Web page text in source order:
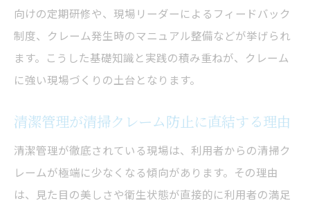
向けの定期研修や、現場リーダーによるフィードバック
制度、クレーム発生時のマニュアル整備などが挙げられ
ます。こうした基礎知識と実践の積み重ねが、クレーム
に強い現場づくりの土台となります。
清潔管理が清掃クレーム防止に直結する理由
清潔管理が徹底されている現場は、利用者からの清掃ク
レームが極端に少なくなる傾向があります。その理由
は、見た目の美しさや衛生状態が直接的に利用者の満足